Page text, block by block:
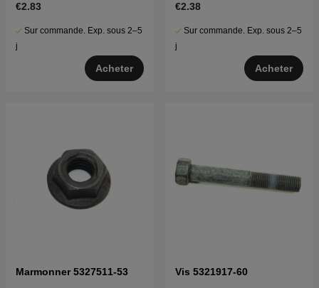
€2.83
Sur commande. Exp. sous 2–5
j
Acheter
€2.38
Sur commande. Exp. sous 2–5
j
Acheter
Marmonner 5327511-53 Vis 5321917-60